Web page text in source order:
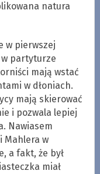
natura
w pierwszej
partyturze
mają wstać
w dłoniach.
mają skierować
i pozwala lepiej
Nawiasem
Mahlera w
a fakt, że był
miał